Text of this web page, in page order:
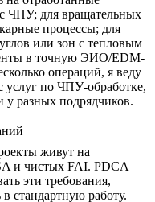
с ЧПУ; для вращательных
процессы; для
или зон с тепловым
в точную ЭИО/EDM-
операций, я веду
услуг по ЧПУ-обработке,
разных подрядчиков.
живут на
и чистых FAI. PDCA
эти требования,
стандартную работу.